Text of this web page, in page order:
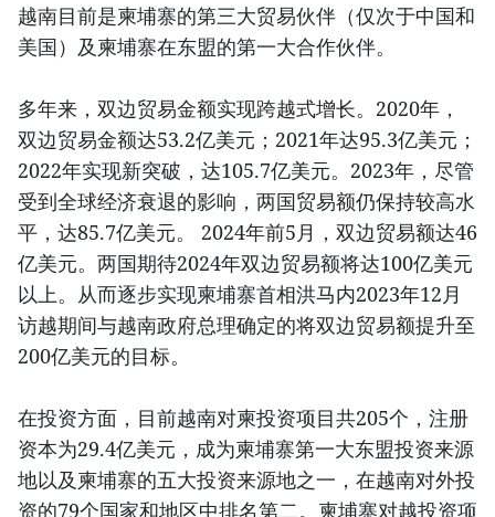
越南目前是柬埔寨的第三大贸易伙伴（仅次于中国和
美国）及柬埔寨在东盟的第一大合作伙伴。
多年来，双边贸易金额实现跨越式增长。2020年，
双边贸易金额达53.2亿美元；2021年达95.3亿美元；
2022年实现新突破，达105.7亿美元。2023年，尽管
受到全球经济衰退的影响，两国贸易额仍保持较高水
平，达85.7亿美元。 2024年前5月，双边贸易额达46
亿美元。两国期待2024年双边贸易额将达100亿美元
以上。从而逐步实现柬埔寨首相洪马内2023年12月
访越期间与越南政府总理确定的将双边贸易额提升至
200亿美元的目标。
在投资方面，目前越南对柬投资项目共205个，注册
资本为29.4亿美元，成为柬埔寨第一大东盟投资来源
地以及柬埔寨的五大投资来源地之一，在越南对外投
资的79个国家和地区中排名第二。柬埔寨对越投资项